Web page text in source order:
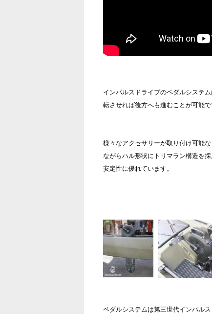
インパルスドライブのペダルシステ
転させれば後方へも進むことが可能で
様々なアクセサリーが取り付け可能
ながらハル形状にトリマラン構造を
安定性に優れています。
ペダルシステムは第三世代インパル